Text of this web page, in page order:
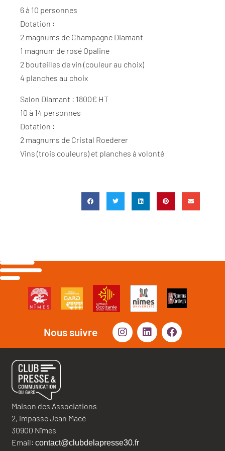
6 à 10 personnes
Dotation :
2 magnums de Champagne Diamant
1 magnum de rosé Opaline
2 bouteilles de vin (couleur au choix)
4 planches au choix
Salon Diamant : 1800€ HT
10 à 14 personnes
Dotation :
2 magnums de Cristal Roederer
Vins (trois couleurs) et planches à volonté
Nous suivre
Maison des Associations
2, impasse Jean Macé
30900 Nîmes
Email: contact@clubdelapresse30.fr